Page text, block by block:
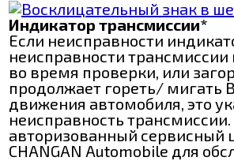
Индикатор трансмиссии*
Если неисправности
неисправности трансмиссии
во время проверки, или
продолжает гореть/ мигать
движения автомобиля, это
неисправность
авторизованный сервисный
CHANGAN Automobile для